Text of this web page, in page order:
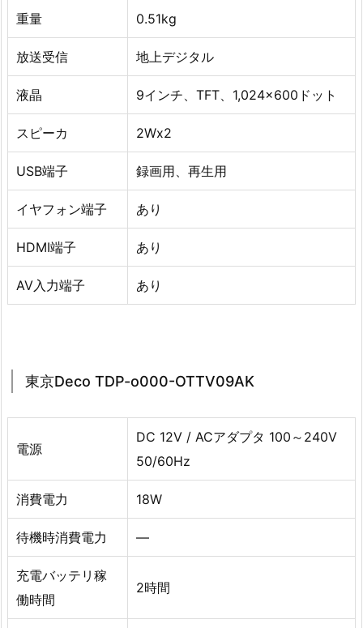
重量 0.51kg
放送受信 地上デジタル
液晶 9インチ、TFT、1,024×600ドット
スピーカ 2Wx2
USB端子 録画用、再生用
イヤフォン端子 あり
HDMI端子 あり
AV入力端子 あり
東京Deco TDP-o000-OTTV09AK
電源
DC 12V / ACアダプタ 100～240V
50/60Hz
消費電力 18W
待機時消費電力 —
充電バッテリ稼
働時間
2時間